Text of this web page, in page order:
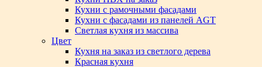
Кухни с рамочными фасадами
Кухни с фасадами из панелей AGT
Светлая кухня из массива
Цвет
Кухня на заказ из светлого дерева
Красная кухня